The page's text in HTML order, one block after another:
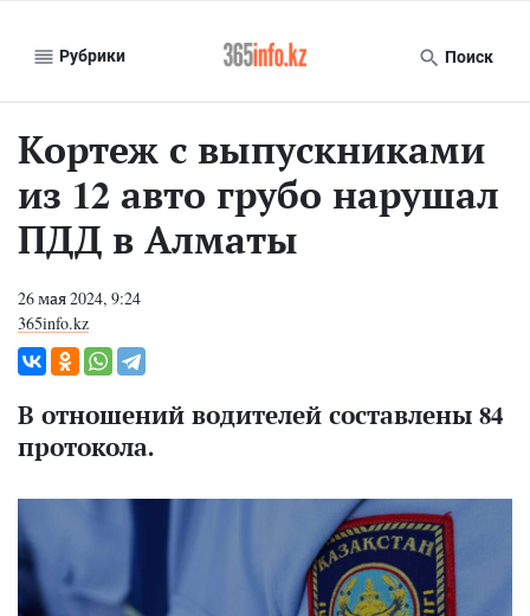
Рубрики Поиск
Кортеж с выпускниками
из 12 авто грубо нарушал
ПДД в Алматы
26 мая 2024, 9:24
365info.kz
В отношений водителей составлены 84
протокола.